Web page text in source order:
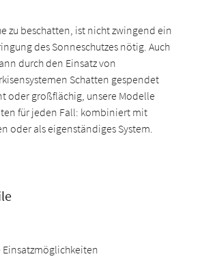
zu beschatten, ist nicht zwingend ein
des Sonneschutzes nötig. Auch
durch den Einsatz von
Schatten gespendet
oder großflächig, unsere Modelle
für jeden Fall: kombiniert mit
oder als eigenständiges System.
Einsatzmöglichkeiten